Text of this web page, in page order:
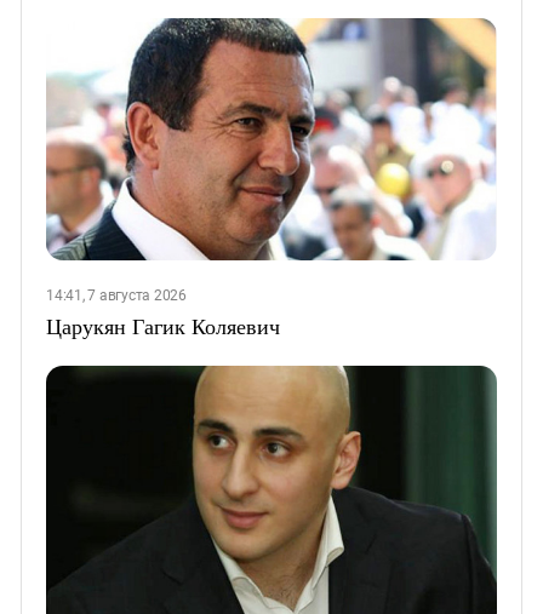
14:41, 7 августа 2026
Царукян Гагик Коляевич